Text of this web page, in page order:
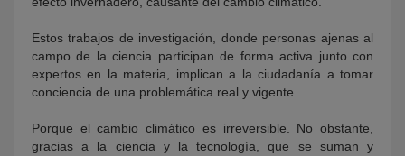
Estos trabajos de investigación, donde personas ajenas al
campo de la ciencia participan de forma activa junto con
expertos en la materia, implican a la ciudadanía a tomar
conciencia de una problemática real y vigente.
Porque el cambio climático es irreversible. No obstante,
gracias a la ciencia y la tecnología, que se suman y